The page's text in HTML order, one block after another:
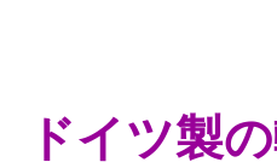
ドイツ製